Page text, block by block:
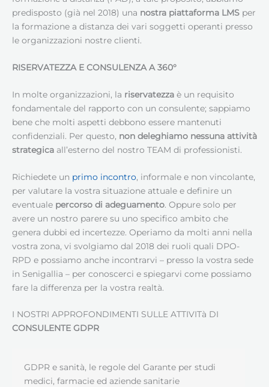
predisposto (già nel 2018) una nostra piattaforma LMS per
la formazione a distanza dei vari soggetti operanti presso
le organizzazioni nostre clienti.
RISERVATEZZA E CONSULENZA A 360°
In molte organizzazioni, la riservatezza è un requisito
fondamentale del rapporto con un consulente; sappiamo
bene che molti aspetti debbono essere mantenuti
confidenziali. Per questo, non deleghiamo nessuna attività
strategica all’esterno del nostro TEAM di professionisti.
Richiedete un primo incontro, informale e non vincolante,
per valutare la vostra situazione attuale e definire un
eventuale percorso di adeguamento. Oppure solo per
avere un nostro parere su uno specifico ambito che
genera dubbi ed incertezze. Operiamo da molti anni nella
vostra zona, vi svolgiamo dal 2018 dei ruoli quali DPO-
RPD e possiamo anche incontrarvi – presso la vostra sede
in Senigallia – per conoscerci e spiegarvi come possiamo
fare la differenza per la vostra realtà.
I NOSTRI APPROFONDIMENTI SULLE ATTIVITà DI
CONSULENTE GDPR
GDPR e sanità, le regole del Garante per studi
medici, farmacie ed aziende sanitarie